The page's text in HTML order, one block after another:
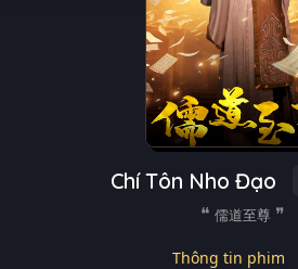
Chí Tôn Nho Đạo
儒道至尊
Thông tin phim